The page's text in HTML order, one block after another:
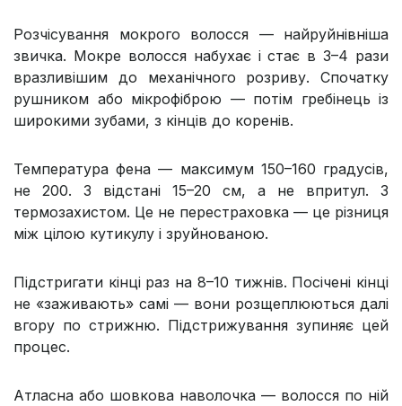
Розчісування мокрого волосся — найруйнівніша
звичка. Мокре волосся набухає і стає в 3–4 рази
вразливішим до механічного розриву. Спочатку
рушником або мікрофіброю — потім гребінець із
широкими зубами, з кінців до коренів.
Температура фена — максимум 150–160 градусів,
не 200. З відстані 15–20 см, а не впритул. З
термозахистом. Це не перестраховка — це різниця
між цілою кутикулу і зруйнованою.
Підстригати кінці раз на 8–10 тижнів. Посічені кінці
не «заживають» самі — вони розщеплюються далі
вгору по стрижню. Підстрижування зупиняє цей
процес.
Атласна або шовкова наволочка — волосся по ній